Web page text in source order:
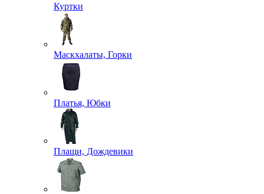
Куртки
Маскхалаты, Горки
Платья, Юбки
Плащи, Дождевики